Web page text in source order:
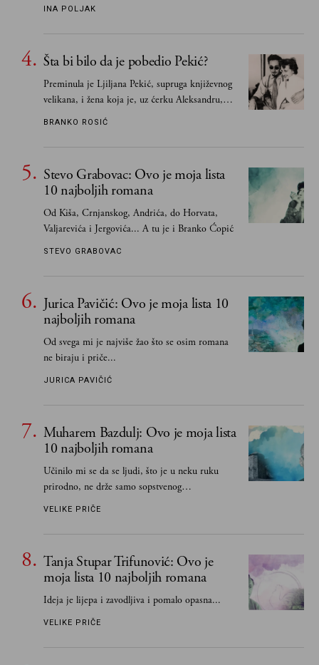
INA POLJAK
Šta bi bilo da je pobedio Pekić?
Preminula je Ljiljana Pekić, supruga književnog
velikana, i žena koja je, uz ćerku Aleksandru,
vodila računa o zaostavštini pisca. Ovu priču o
poznavale
BRANKO ROSIĆ
Stevo Grabovac: Ovo je moja lista
10 najboljih romana
Od Kiša, Crnjanskog, Andrića, do Horvata,
Valjarevića i Jergovića... A tu je i Branko Ćopić
STEVO GRABOVAC
Jurica Pavičić: Ovo je moja lista 10
najboljih romana
Od svega mi je najviše žao što se osim romana
ne biraju i priče...
JURICA PAVIČIĆ
Muharem Bazdulj: Ovo je moja lista
10 najboljih romana
Učinilo mi se da se ljudi, što je u neku ruku
prirodno, ne drže samo sopstvenog
senzibiliteta... Pokušao sam (biće, samo
VELIKE PRIČE
Tanja Stupar Trifunović: Ovo je
moja lista 10 najboljih romana
Ideja je lijepa i zavodljiva i pomalo opasna...
VELIKE PRIČE